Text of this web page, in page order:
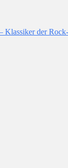
Klassiker der